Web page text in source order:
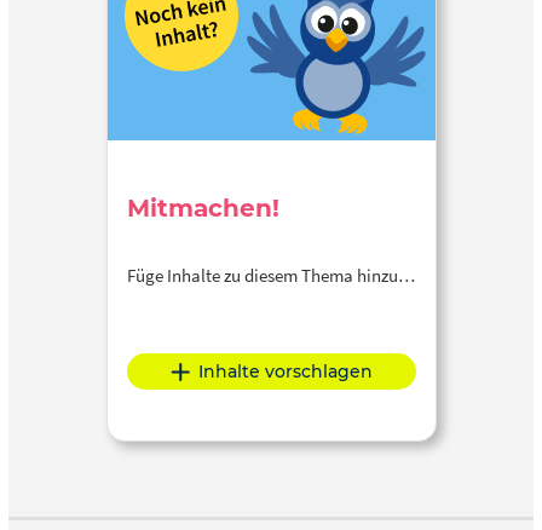
Mitmachen!
Füge Inhalte zu diesem Thema hinzu…
Inhalte vorschlagen